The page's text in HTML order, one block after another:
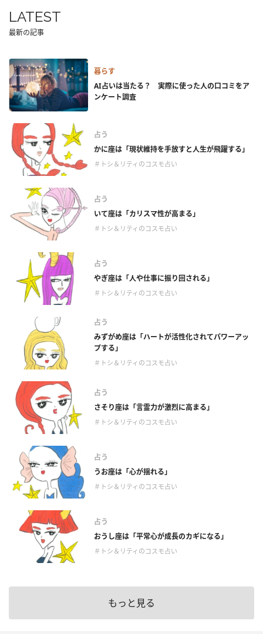
LATEST
最新の記事
暮らす
AI占いは当たる？ 実際に使った人の口コミをア
ンケート調査
占う
かに座は「現状維持を手放すと人生が飛躍する」
＃トシ＆リティのコスモ占い
占う
いて座は「カリスマ性が高まる」
＃トシ＆リティのコスモ占い
占う
やぎ座は「人や仕事に振り回される」
＃トシ＆リティのコスモ占い
占う
みずがめ座は「ハートが活性化されてパワーアッ
プする」
＃トシ＆リティのコスモ占い
占う
さそり座は「言霊力が激烈に高まる」
＃トシ＆リティのコスモ占い
占う
うお座は「心が揺れる」
＃トシ＆リティのコスモ占い
占う
おうし座は「平常心が成長のカギになる」
＃トシ＆リティのコスモ占い
もっと見る